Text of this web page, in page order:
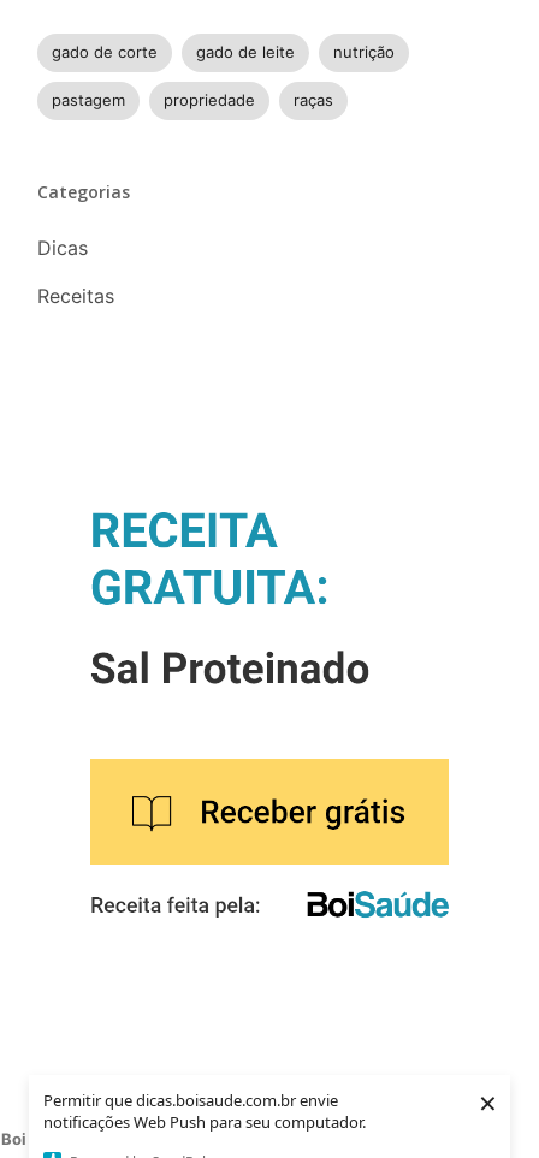
Permitir que dicas.boisaude.com.br envie
notificações Web Push para seu computador.
×
gado de corte gado de leite nutrição
pastagem propriedade raças
Categorias
Dicas
Receitas
Boi Saúde 2021